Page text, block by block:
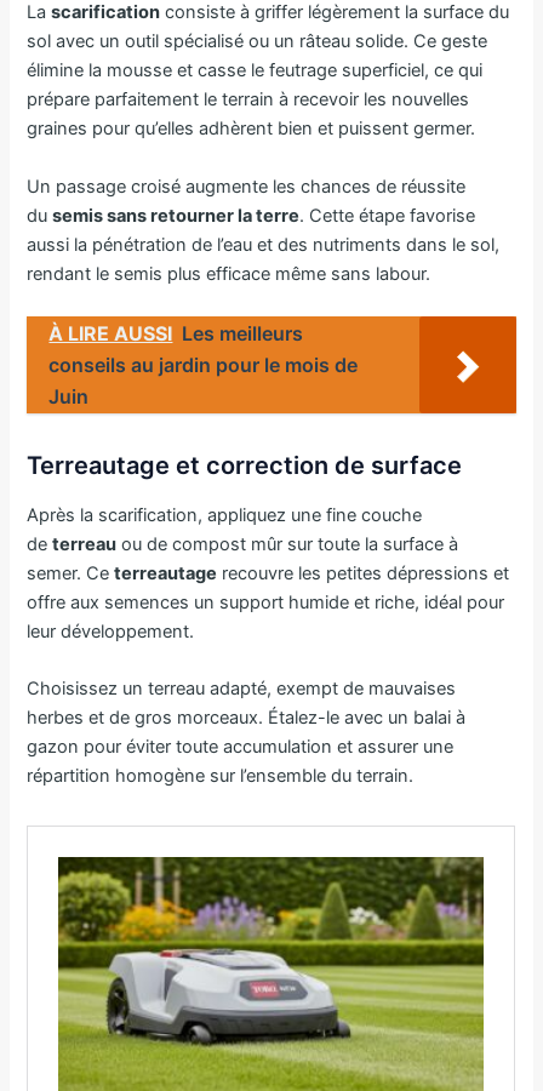
Lascarification consiste à griffer légèrement la surface du
sol avec un outil spécialisé ou un râteau solide. Ce geste
élimine la mousse et casse le feutrage superficiel, ce qui
prépare parfaitement le terrain à recevoir les nouvelles
graines pour qu’elles adhèrent bien et puissent germer.
Un passage croisé augmente les chances de réussite
dusemis sans retourner la terre. Cette étape favorise
aussi la pénétration de l’eau et des nutriments dans le sol,
rendant le semis plus efficace même sans labour.
À LIRE AUSSI Les meilleurs
conseils au jardin pour le mois de
Juin
Terreautage et correction de surface
Après la scarification, appliquez une fine couche
deterreau ou de compost mûr sur toute la surface à
semer. Ceterreautage recouvre les petites dépressions et
offre aux semences un support humide et riche, idéal pour
leur développement.
Choisissez un terreau adapté, exempt de mauvaises
herbes et de gros morceaux. Étalez-le avec un balai à
gazon pour éviter toute accumulation et assurer une
répartition homogène sur l’ensemble du terrain.